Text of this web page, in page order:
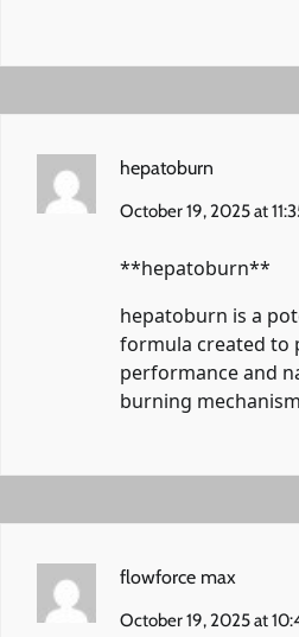
hepatoburn
October 19, 2025 at
**hepatoburn**
hepatoburn is a
formula created to
performance and
burning
flowforce max
October 19, 2025 at